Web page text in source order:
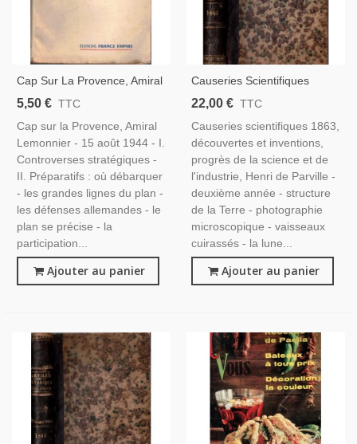
Cap Sur La Provence, Amiral
Lemonnier, 1954 - 2e Guerre
Marine Militaire,
5,50 € TTC
Cap sur la Provence, Amiral
Lemonnier - 15 août 1944 - I.
Controverses stratégiques -
II. Préparatifs : où débarquer
- les grandes lignes du plan -
les défenses allemandes - le
plan se précise - la
participation...
Ajouter au panier
Causeries Scientifiques
1862, Progrès De La Science
Parville - Inventions 19e
Siècle, Revues
22,00 € TTC
Causeries scientifiques 1863,
découvertes et inventions,
progrès de la science et de
l'industrie, Henri de Parville -
deuxième année - structure
de la Terre - photographie
microscopique - vaisseaux
cuirassés - la lune...
Ajouter au panier